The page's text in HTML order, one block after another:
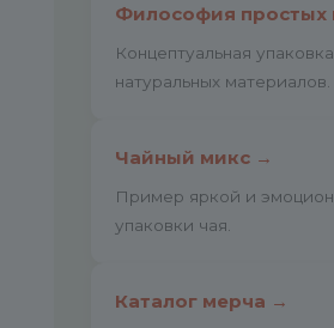
Философия простых
Концептуальная
натуральных материалов.
Чайный микс →
Пример яркой и
упаковки чая.
Каталог мерча →